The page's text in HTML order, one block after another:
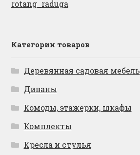
rotang_raduga
Категории товаров
Деревянная садовая мебель
Диваны
Комоды, этажерки, шкафы
Комплекты
Кресла и стулья